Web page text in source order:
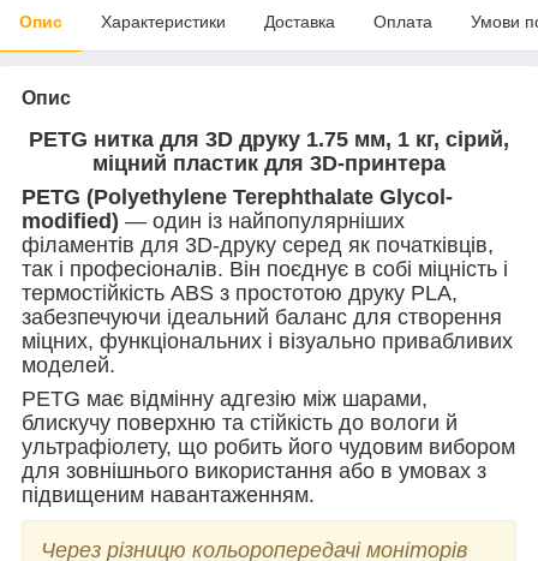
Опис Характеристики Доставка Оплата Умови
Опис
PETG нитка для 3D друку 1.75 мм, 1 кг, сірий,
міцний пластик для 3D-принтера
PETG (Polyethylene Terephthalate Glycol-
modified) — один із найпопулярніших
філаментів для 3D-друку серед як початківців,
так і професіоналів. Він поєднує в собі міцність і
термостійкість ABS з простотою друку PLA,
забезпечуючи ідеальний баланс для створення
міцних, функціональних і візуально привабливих
моделей.
PETG має відмінну адгезію між шарами,
блискучу поверхню та стійкість до вологи й
ультрафіолету, що робить його чудовим вибором
для зовнішнього використання або в умовах з
підвищеним навантаженням.
Через різницю кольоропередачі моніторів